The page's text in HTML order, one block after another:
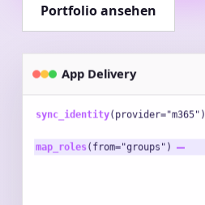
Portfolio ansehen
App Delivery
sync_identity(provider="m365")
map_roles (from="groups")